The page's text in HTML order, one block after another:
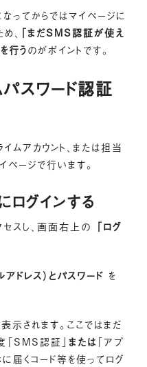
ってからではマイページに
、 「まだSMS認証が使え
行うのがポイントです。
スワード認証
ムアカウント、または担当
ページで行います。
グインする
スし、画面右上の 「ログ
アドレス）とパスワード を
示されます。ここではまだ
「SMS認証」 または 「アプ
届くコード等を使ってログ